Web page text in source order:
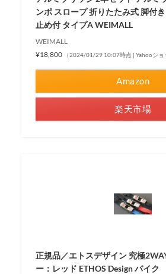
ンポ スロープ 折りたたみ式 脚付
止め付 タイプA WEIMALL
WEIMALL
¥18,800
（2024/01/29 10:07時点 | Yahooショ
Amazon
楽天市場
正規品／エトスデザイン 究極
ー：レッド ETHOS Design バイク